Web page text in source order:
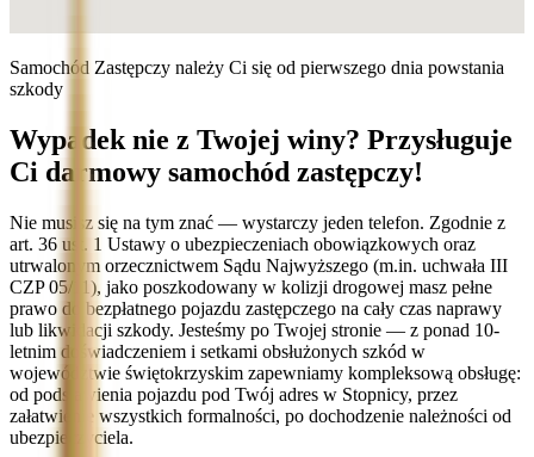
Samochód Zastępczy należy Ci się od pierwszego dnia powstania
szkody
Wypadek nie z Twojej winy? Przysługuje
Ci darmowy samochód zastępczy!
Nie musisz się na tym znać — wystarczy jeden telefon. Zgodnie z
art. 36 ust. 1 Ustawy o ubezpieczeniach obowiązkowych oraz
utrwalonym orzecznictwem Sądu Najwyższego (m.in. uchwała III
CZP 05/11), jako poszkodowany w kolizji drogowej masz pełne
prawo do bezpłatnego pojazdu zastępczego na cały czas naprawy
lub likwidacji szkody. Jesteśmy po Twojej stronie — z ponad 10-
letnim doświadczeniem i setkami obsłużonych szkód w
województwie świętokrzyskim zapewniamy kompleksową obsługę:
od podstawienia pojazdu pod Twój adres w Stopnicy, przez
załatwienie wszystkich formalności, po dochodzenie należności od
ubezpieczyciela.